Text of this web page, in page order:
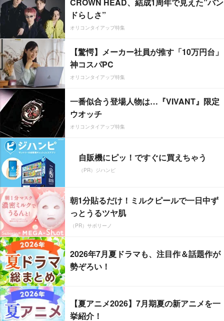
ドらしさ”
オリコンタイアップ特集
【驚愕】メーカー社員が推す「10万円台」
神コスパPC
オリコンタイアップ特集
一番似合う登場人物は…『VIVANT』限定
ウオッチ
オリコンタイアップ特集
自販機にピッ！ですぐに買えちゃう
（PR）ジハンピ
朝1分貼るだけ！ミルクピールで一日中ず
っとうるツヤ肌
（PR）サボリーノ
2026年7月夏ドラマも、注目作＆話題作が
勢ぞろい！
【夏アニメ2026】7月期夏の新アニメを一
挙紹介！